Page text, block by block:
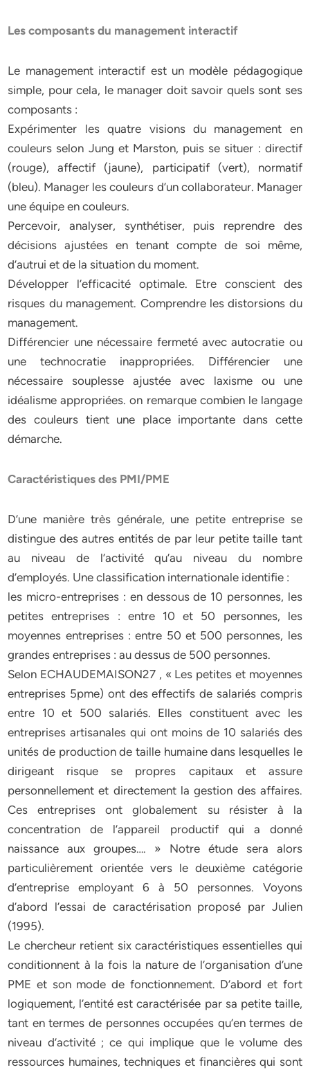
Les composants du management interactif
Le management interactif est un modèle pédagogique
simple, pour cela, le manager doit savoir quels sont ses
composants :
Expérimenter les quatre visions du management en
couleurs selon Jung et Marston, puis se situer : directif
(rouge), affectif (jaune), participatif (vert), normatif
(bleu). Manager les couleurs d’un collaborateur. Manager
une équipe en couleurs.
Percevoir, analyser, synthétiser, puis reprendre des
décisions ajustées en tenant compte de soi même,
d’autrui et de la situation du moment.
Développer l’efficacité optimale. Etre conscient des
risques du management. Comprendre les distorsions du
management.
Différencier une nécessaire fermeté avec autocratie ou
une technocratie inappropriées. Différencier une
nécessaire souplesse ajustée avec laxisme ou une
idéalisme appropriées. on remarque combien le langage
des couleurs tient une place importante dans cette
démarche.
Caractéristiques des PMI/PME
D’une manière très générale, une petite entreprise se
distingue des autres entités de par leur petite taille tant
au niveau de l’activité qu’au niveau du nombre
d’employés. Une classification internationale identifie :
les micro-entreprises : en dessous de 10 personnes, les
petites entreprises : entre 10 et 50 personnes, les
moyennes entreprises : entre 50 et 500 personnes, les
grandes entreprises : au dessus de 500 personnes.
Selon ECHAUDEMAISON27 , « Les petites et moyennes
entreprises 5pme) ont des effectifs de salariés compris
entre 10 et 500 salariés. Elles constituent avec les
entreprises artisanales qui ont moins de 10 salariés des
unités de production de taille humaine dans lesquelles le
dirigeant risque se propres capitaux et assure
personnellement et directement la gestion des affaires.
Ces entreprises ont globalement su résister à la
concentration de l’appareil productif qui a donné
naissance aux groupes…. » Notre étude sera alors
particulièrement orientée vers le deuxième catégorie
d’entreprise employant 6 à 50 personnes. Voyons
d’abord l’essai de caractérisation proposé par Julien
(1995).
Le chercheur retient six caractéristiques essentielles qui
conditionnent à la fois la nature de l’organisation d’une
PME et son mode de fonctionnement. D’abord et fort
logiquement, l’entité est caractérisée par sa petite taille,
tant en termes de personnes occupées qu’en termes de
niveau d’activité ; ce qui implique que le volume des
ressources humaines, techniques et financières qui sont